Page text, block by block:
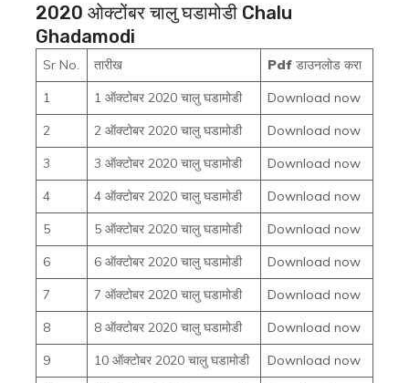
2020 ओक्टोंबर चालु घडामोडी Chalu
Ghadamodi
Sr No. तारीख Pdfडाउनलोड करा
1
1 ऑक्टोबर 2020 चालु घडामोडी
Download now
2
2 ऑक्टोबर 2020 चालु घडामोडी
Download now
3
3 ऑक्टोबर 2020 चालु घडामोडी
Download now
4
4 ऑक्टोबर 2020 चालु घडामोडी
Download now
5
5 ऑक्टोबर 2020 चालु घडामोडी
Download now
6
6 ऑक्टोबर 2020 चालु घडामोडी
Download now
7
7 ऑक्टोबर 2020 चालु घडामोडी
Download now
8
8 ऑक्टोबर 2020 चालु घडामोडी
Download now
9
10 ऑक्टोबर 2020 चालु घडामोडी
Download now